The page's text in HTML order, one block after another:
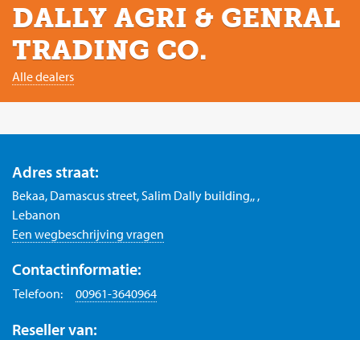
DALLY AGRI & GENRAL
TRADING CO.
Alle dealers
Adres straat:
Bekaa, Damascus street, Salim Dally building,, ,
Lebanon
Een wegbeschrijving vragen
Contactinformatie:
Telefoon: 00961-3640964
Reseller van: